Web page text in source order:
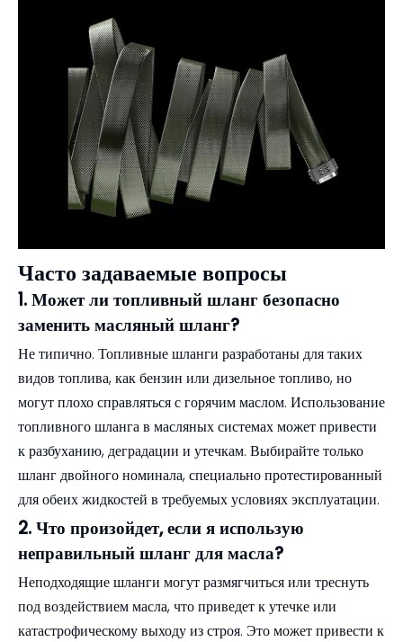
Часто задаваемые вопросы
1. Может ли топливный шланг безопасно
заменить масляный шланг?
Не типично. Топливные шланги разработаны для таких
видов топлива, как бензин или дизельное топливо, но
могут плохо справляться с горячим маслом. Использование
топливного шланга в масляных системах может привести
к разбуханию, деградации и утечкам. Выбирайте только
шланг двойного номинала, специально протестированный
для обеих жидкостей в требуемых условиях эксплуатации.
2. Что произойдет, если я использую
неправильный шланг для масла?
Неподходящие шланги могут размягчиться или треснуть
под воздействием масла, что приведет к утечке или
катастрофическому выходу из строя. Это может привести к